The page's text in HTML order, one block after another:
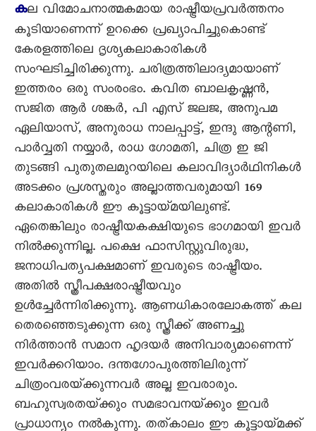
കല വിമോചനാത്മകമായ രാഷ്ട്രീയപ്രവർത്തനം
കൂടിയാണെന്ന് ഉറക്കെ പ്രഖ്യാപിച്ചുകൊണ്ട്
കേരളത്തിലെ ദൃശ്യകലാകാരികൾ
സംഘടിച്ചിരിക്കുന്നു. ചരിത്രത്തിലാദ്യമായാണ്
ഇത്തരം ഒരു സംരംഭം. കവിത ബാലകൃഷ്ണൻ,
സജിത ആര്‍ ശങ്കർ, പി എസ് ജലജ, അനുപമ
ഏലിയാസ്, അനുരാധ നാലപ്പാട്ട്, ഇന്ദു ആന്റണി,
പാര്‍വ്വതി നയ്യാര്‍, രാധ ഗോമതി, ചിത്ര ഇ ജി
തുടങ്ങി പുതുതലമുറയിലെ കലാവിദ്യാര്‍ഥിനികള്‍
അടക്കം പ്രശസ്തരും അല്ലാത്തവരുമായി 169
കലാകാരികൾ ഈ കൂട്ടായ്മയിലുണ്ട്.
ഏതെങ്കിലും രാഷ്ട്രീയകക്ഷിയുടെ ഭാഗമായി ഇവർ
നിൽക്കുന്നില്ല. പക്ഷെ ഫാസിസ്റ്റുവിരുദ്ധ,
ജനാധിപത്യപക്ഷമാണ് ഇവരുടെ രാഷ്ട്രീയം.
അതിൽ സ്ത്രീപക്ഷരാഷ്ട്രീയവും
ഉൾച്ചേർന്നിരിക്കുന്നു. ആണധികാരലോകത്ത് കല
തെരഞ്ഞെടുക്കുന്ന ഒരു സ്ത്രീക്ക് അണച്ചു
നിർത്താൻ സമാന ഹൃദയർ അനിവാര്യമാണെന്ന്
ഇവർക്കറിയാം. ദന്തഗോപുരത്തിലിരുന്ന്
ചിത്രംവരയ്‌ക്കുന്നവർ അല്ല ഇവരാരും.
ബഹുസ്വരതയ്‌ക്കും സമഭാവനയ്‌ക്കും ഇവർ
പ്രാധാന്യം നൽകുന്നു. തത്കാലം ഈ കൂട്ടായ്മക്ക്